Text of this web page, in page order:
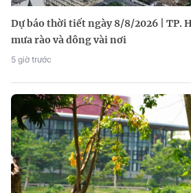
Dự báo thời tiết ngày 8/8/2026 | TP.
mưa rào và dông vài nơi
5 giờ trước